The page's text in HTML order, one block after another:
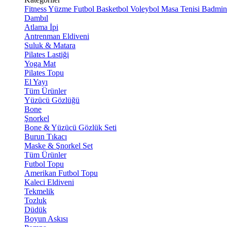
FitnessYüzme Futbol Basketbol Voleybol Masa Tenisi
Dambıl
Atlama İpi
Antrenman Eldiveni
Suluk & Matara
Pilates Lastiği
Yoga Mat
Pilates Topu
El Yayı
Tüm Ürünler
Yüzücü Gözlüğü
Bone
Şnorkel
Bone & Yüzücü Gözlük Seti
Burun Tıkacı
Maske & Şnorkel Set
Tüm Ürünler
Futbol Topu
Amerikan Futbol Topu
Kaleci Eldiveni
Tekmelik
Tozluk
Düdük
Boyun Askısı